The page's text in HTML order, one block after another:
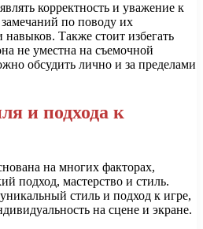
корректность и уважение к
по поводу их
Также стоит избегать
не уместна на съемочной
обсудить лично и за пределами
и подхода к
на многих факторах,
подход, мастерство и стиль.
стиль и подход к игре,
на сцене и экране.